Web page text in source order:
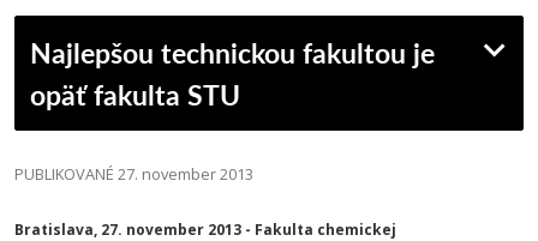
Najlepšou technickou fakultou je
opäť fakulta STU
PUBLIKOVANÉ 27. november 2013
Bratislava, 27. november 2013 - Fakulta chemickej